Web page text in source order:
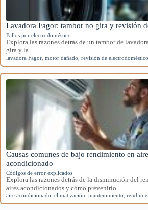
Lavadora Fagor: tambor no gira y revisión
Fallos por electrodoméstico
Explora las razones detrás de un tambor de
gira y la…
lavadora Fagor motor dañado revisión de
Causas comunes de bajo rendimiento en aire
acondicionado
Códigos de error explicados
Explora las razones detrás de la disminución del
aires acondicionados y cómo prevenirlo.
aire acondicionado climatización mantenimiento